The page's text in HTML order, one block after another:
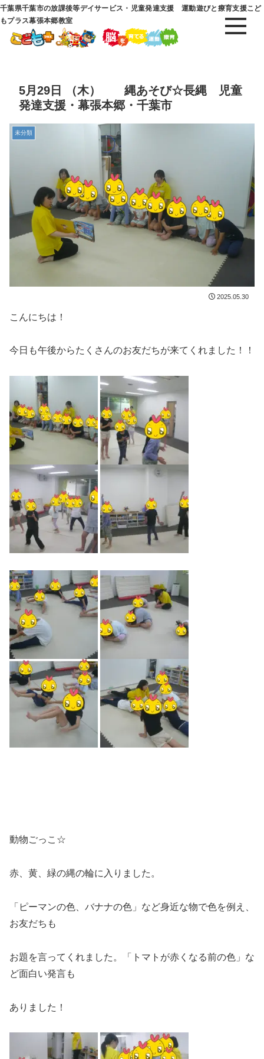
千葉県千葉市の放課後等デイサービス・児童発達支援 運動遊びと療育支援こど
もプラス幕張本郷教室
5月29日 （木） 縄あそび☆長縄 児童
発達支援・幕張本郷・千葉市
未分類
2025.05.30
こんにちは！
今日も午後からたくさんのお友だちが来てくれました！！
動物ごっこ☆
赤、黄、緑の縄の輪に入りました。
「ピーマンの色、バナナの色」など身近な物で色を例え、
お友だちも
お題を言ってくれました。「トマトが赤くなる前の色」な
ど面白い発言も
ありました！